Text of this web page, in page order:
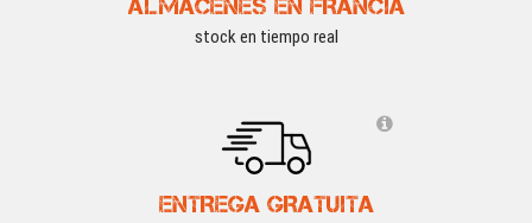
ALMACENES EN FRANCIA
stock en tiempo real
ENTREGA GRATUITA